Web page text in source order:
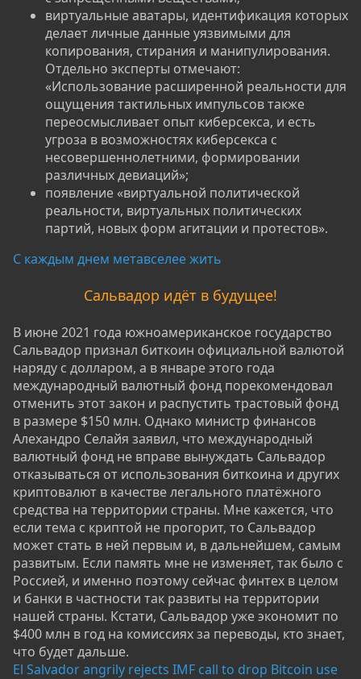
виртуальные аватары, идентификация которых
делает личные данные уязвимыми для
копирования, стирания и манипулирования.
Отдельно эксперты отмечают:
«Использование расширенной реальности для
ощущения тактильных импульсов также
переосмысливает опыт киберсекса, и есть
угроза в возможностях киберсекса с
несовершеннолетними, формировании
различных девиаций»;​
появление «виртуальной политической
реальности, виртуальных политических
партий, новых форм агитации и протестов».​
С каждым днем метавселее жить
Сальвадор идёт в будущее!
В июне 2021 года южноамериканское государство
Сальвадор признал биткоин официальной валютой
наряду с долларом, а в январе этого года
международный валютный фонд порекомендовал
отменить этот закон и распустить трастовый фонд
в размере $150 млн. Однако министр финансов
Алехандро Селайя заявил, что международный
валютный фонд не вправе вынуждать Сальвадор
отказываться от использования биткоина и других
криптовалют в качестве легального платёжного
средства на территории страны. Мне кажется, что
если тема с криптой не прогорит, то Сальвадор
может стать в ней первым и, в дальнейшем, самым
развитым. Если память мне не изменяет, так было с
Россией, и именно поэтому сейчас финтех в целом
и банки в частности так развиты на территории
нашей страны. Кстати, Сальвадор уже экономит по
$400 млн в год на комиссиях за переводы, кто знает,
что будет дальше.
El Salvador angrily rejects IMF call to drop Bitcoin use